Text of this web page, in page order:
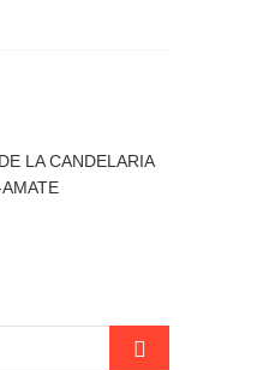
LA CANDELARIA
Buscar